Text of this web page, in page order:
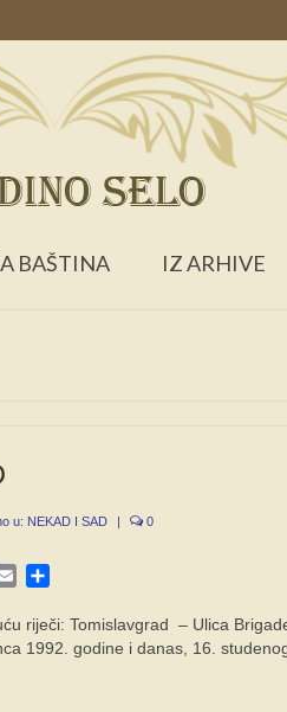
BAŠTINA IZ ARHIVE
u: NEKAD I SAD | 0
Email
riječi: Tomislavgrad – Ulica
1992. godine i danas, 16.